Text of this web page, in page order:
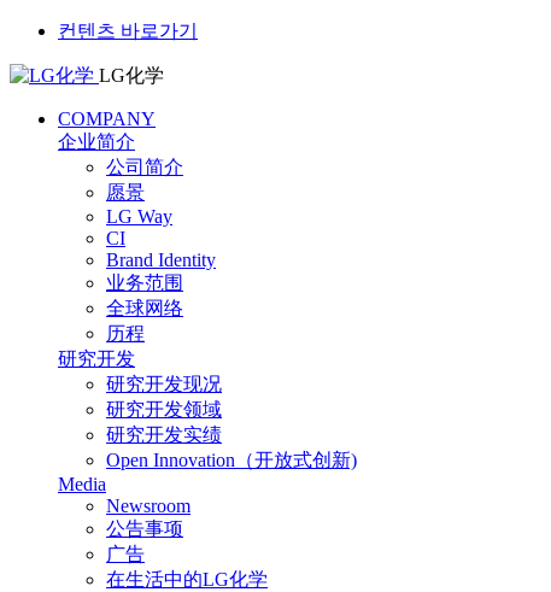
컨텐츠 바로가기
LG化学
COMPANY
企业简介
公司简介
愿景
LG Way
CI
Brand Identity
业务范围
全球网络
历程
研究开发
研究开发现况
研究开发领域
研究开发实绩
Open Innovation（开放式创新)
Media
Newsroom
公告事项
广告
在生活中的LG化学